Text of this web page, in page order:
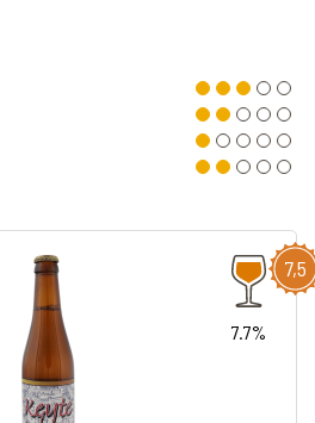
7,5
7.7%